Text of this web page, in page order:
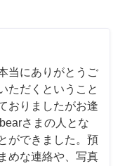
当にありがとうご
ただくということ
おりましたがお逢
さまの人とな
ができました。預
めな連絡や、写真